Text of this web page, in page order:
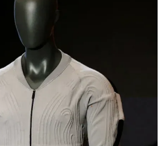
GP - BTTTT cấp ngày 24.3.2020
thuộc về Báo Thanh Niên. Cấm sao chép
có sự chấp thuận bằng văn bản.
JSC.